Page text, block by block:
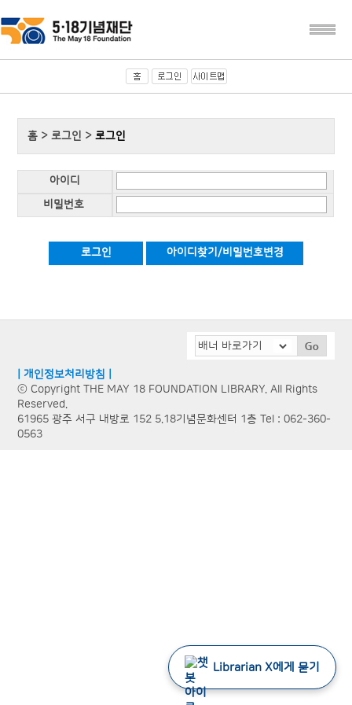
홈 > 로그인 >로그인
아이디
비밀번호
| 개인정보처리방침 |
ⓒ Copyright THE MAY 18 FOUNDATION LIBRARY. All Rights
Reserved.
61965 광주 서구 내방로 152 5.18기념문화센터 1층 Tel : 062-360-
0563
Librarian X에게 묻기